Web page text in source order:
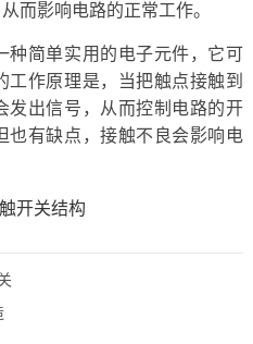
而影响电路的正常工作。
种简单实用的电子元件，它可
作原理是，当把触点接触到
发出信号，从而控制电路的开
也有缺点，接触不良会影响电
开关结构